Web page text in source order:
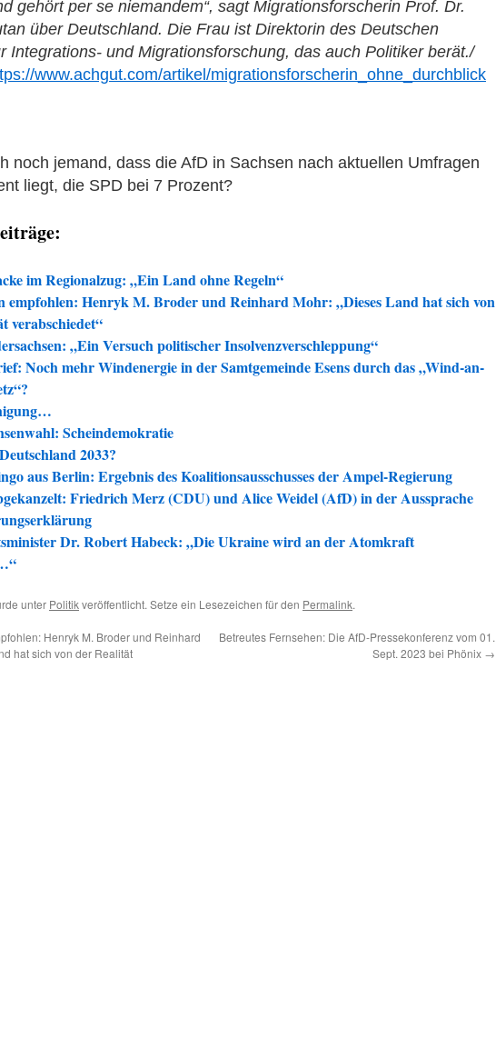
gehört per se niemandem“, sagt Migrationsforscherin Prof. Dr.
über Deutschland. Die Frau ist Direktorin des Deutschen
Integrations- und Migrationsforschung, das auch Politiker berät./
www.achgut.com/artikel/migrationsforscherin_ohne_durchblick
noch jemand, dass die AfD in Sachsen nach aktuellen Umfragen
liegt, die SPD bei 7 Prozent?
im Regionalzug: „Ein Land ohne Regeln“
empfohlen: Henryk M. Broder und Reinhard Mohr: „Dieses Land hat sich von
verabschiedet“
„Ein Versuch politischer Insolvenzverschleppung“
Noch mehr Windenergie in der Samtgemeinde Esens durch das „Wind-an-
Scheindemokratie
2033?
aus Berlin: Ergebnis des Koalitionsausschusses der Ampel-Regierung
Friedrich Merz (CDU) und Alice Weidel (AfD) in der Aussprache
Dr. Robert Habeck: „Die Ukraine wird an der Atomkraft
unter Politikveröffentlicht. Setze ein Lesezeichen für den Permalink.
Henryk M. Broder und Reinhard
hat sich von der Realität
Betreutes Fernsehen: Die AfD-Pressekonferenz vom 01.
Sept. 2023 bei Phönix →